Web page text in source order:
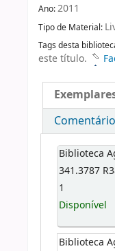
Ano:2011
Tipo de Material:
Tags desta
este título.
Biblioteca
341.3787
1
Disponível
Biblioteca